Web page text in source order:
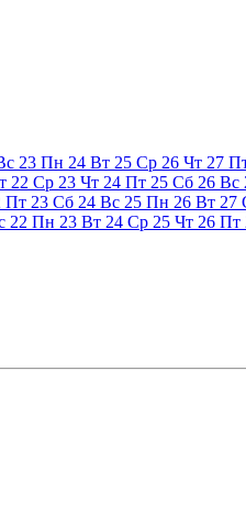
23 Пн 24 Вт 25 Ср 26 Чт 27
22 Ср 23 Чт 24 Пт 25 Сб 26 Вс
Пт 23 Сб 24 Вс 25 Пн 26 Вт 27
22 Пн 23 Вт 24 Ср 25 Чт 26 Пт